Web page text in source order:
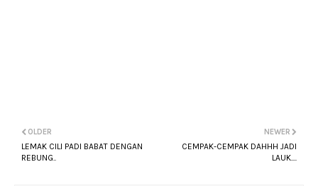
NEWER
CEMPAK-CEMPAK DAHHH JADI
LAUK....
OLDER
LEMAK CILI PADI BABAT DENGAN
REBUNG..